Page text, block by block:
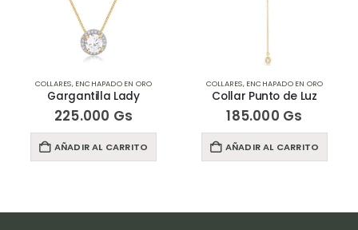
EN ORO
CARRITO
COLLARES,ENCHAPADO EN ORO
Collar Punto de Luz
185.000
AÑADIR AL CARRITO
COLLARES,
Gargantilla
175.000
AÑADIR AL